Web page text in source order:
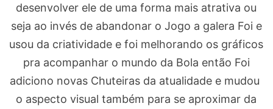
desenvolver ele de uma forma mais atrativa ou
seja ao invés de abandonar o Jogo a galera Foi e
usou da criatividade e foi melhorando os gráficos
pra acompanhar o mundo da Bola então Foi
adiciono novas Chuteiras da atualidade e mudou
o aspecto visual também para se aproximar da